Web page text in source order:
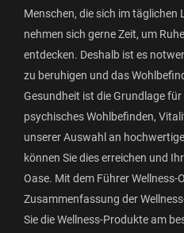
Menschen, die sich im täglichen
nehmen sich gerne Zeit, um
entdecken. Deshalb ist es
zu beruhigen und das
Gesundheit ist die Grundlage
psychisches Wohlbefinden,
unserer Auswahl an
können Sie dies erreichen und
Oase. Mit dem Führer Wellness-
Zusammenfassung der
Sie die Wellness-Produkte am